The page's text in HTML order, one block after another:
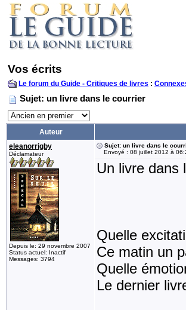
Vos écrits
Le forum du Guide - Critiques de livres :
Sujet: un livre dans le courrier
Auteur
eleanorrigby
Déclamateur
Depuis le: 29 novembre 2007
Status actuel: Inactif
Messages: 3794
Sujet: un livre dans le
Envoyé : 08 juillet 2012 à
Un livre dans
Quelle
Ce matin un
Quelle
Le dernier